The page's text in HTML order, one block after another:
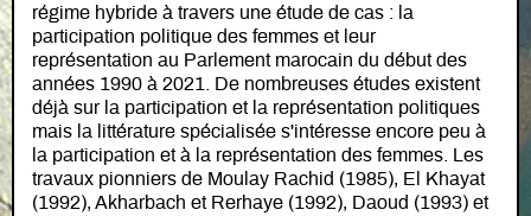
régime hybride à travers une étude de cas : la
participation politique des femmes et leur
représentation au Parlement marocain du début des
années 1990 à 2021. De nombreuses études existent
déjà sur la participation et la représentation politiques
mais la littérature spécialisée s'intéresse encore peu à
la participation et à la représentation des femmes. Les
travaux pionniers de Moulay Rachid (1985), El Khayat
(1992), Akharbach et Rerhaye (1992), Daoud (1993) et